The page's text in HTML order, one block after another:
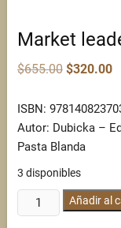
Market
$655.00 Original
price
$655.00.
$320.00
ISBN:
Autor: Dubicka –
Pasta Blanda
3 disponibles
Market
leader
Añadir al